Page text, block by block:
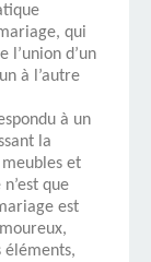
qui
l’union d’un
à l’autre
à un
la
et
que
est
éléments,